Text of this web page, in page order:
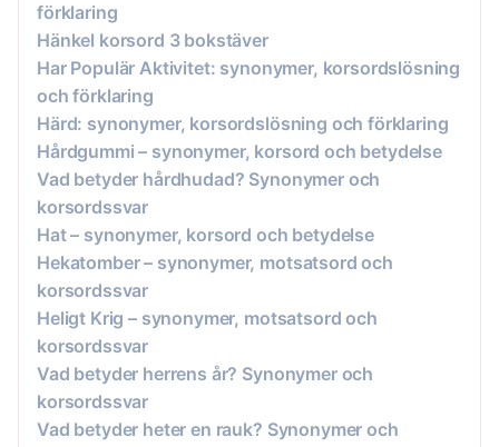
förklaring
Hänkel korsord 3 bokstäver
Har Populär Aktivitet: synonymer, korsordslösning
och förklaring
Härd: synonymer, korsordslösning och förklaring
Hårdgummi – synonymer, korsord och betydelse
Vad betyder hårdhudad? Synonymer och
korsordssvar
Hat – synonymer, korsord och betydelse
Hekatomber – synonymer, motsatsord och
korsordssvar
Heligt Krig – synonymer, motsatsord och
korsordssvar
Vad betyder herrens år? Synonymer och
korsordssvar
Vad betyder heter en rauk? Synonymer och